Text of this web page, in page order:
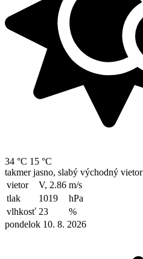
34 °C 15 °C
takmer jasno, slabý východný vietor
vietor
V, 2.86 m/s
tlak
1019
hPa
vlhkosť 23
%
pondelok 10. 8. 2026